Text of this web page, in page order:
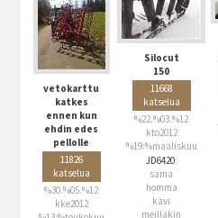
vetokarttu
katkes
ennen kun
ehdin edes
pellolle
11826
katselua
%30.%05.%12
kke2012
Silocut
150
11668
katselua
%22.%03.%12
kto2012
%19:%maaliskuu
JD6420:
sama
homma
kävi
meilläkin